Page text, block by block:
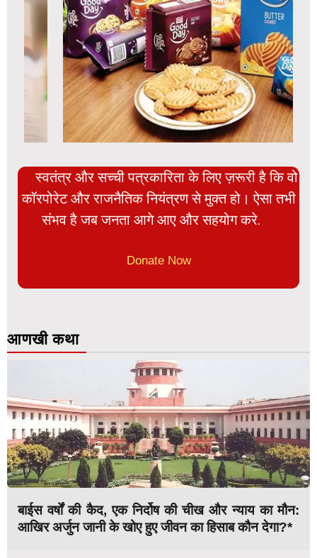
स्वतंत्र और सच्ची पत्रकारिता के लिए ज़रूरी है कि वो
कॉरपोरेट और राजनैतिक नियंत्रण से मुक्त हो। ऐसा तभी
संभव है जब जनता आगे आए और सहयोग करे.
Donate Now
आणखी कथा
बाईस वर्षों की कैद, एक निर्दोष की चीख और न्याय का मौन:
आखिर अर्जुन जानी के खोए हुए जीवन का हिसाब कौन देगा?*